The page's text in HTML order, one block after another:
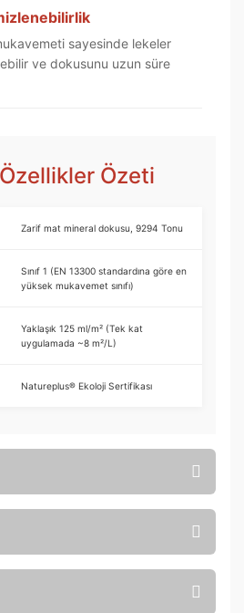
sayesinde lekeler
ve dokusunu uzun süre
Özeti
Zarif mat mineral dokusu, 9294 Tonu
Sınıf 1 (EN 13300 standardına göre en
yüksek mukavemet sınıfı)
Yaklaşık 125 ml/m² (Tek kat
uygulamada ~8 m²/L)
Natureplus® Ekoloji Sertifikası